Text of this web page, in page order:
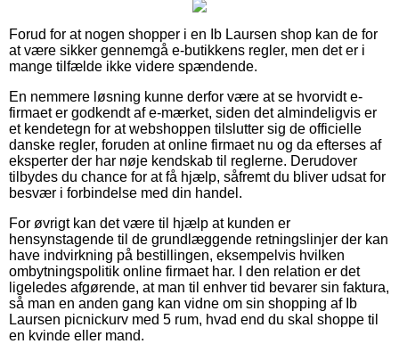
Forud for at nogen shopper i en Ib Laursen shop kan de for
at være sikker gennemgå e-butikkens regler, men det er i
mange tilfælde ikke videre spændende.
En nemmere løsning kunne derfor være at se hvorvidt e-
firmaet er godkendt af e-mærket, siden det almindeligvis er
et kendetegn for at webshoppen tilslutter sig de officielle
danske regler, foruden at online firmaet nu og da efterses af
eksperter der har nøje kendskab til reglerne. Derudover
tilbydes du chance for at få hjælp, såfremt du bliver udsat for
besvær i forbindelse med din handel.
For øvrigt kan det være til hjælp at kunden er
hensynstagende til de grundlæggende retningslinjer der kan
have indvirkning på bestillingen, eksempelvis hvilken
ombytningspolitik online firmaet har. I den relation er det
ligeledes afgørende, at man til enhver tid bevarer sin faktura,
så man en anden gang kan vidne om sin shopping af Ib
Laursen picnickurv med 5 rum, hvad end du skal shoppe til
en kvinde eller mand.